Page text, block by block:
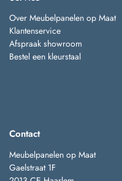
Over Meubelpanelen op Maat
Klantenservice
Afspraak showroom
Bestel een kleurstaal
Contact
Meubelpanelen op Maat
Gaelstraat 1F